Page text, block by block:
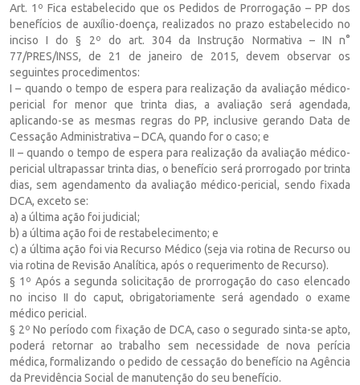
Art. 1º Fica estabelecido que os Pedidos de Prorrogação – PP dos
benefícios de auxílio-doença, realizados no prazo estabelecido no
inciso I do § 2º do art. 304 da Instrução Normativa – IN n°
77/PRES/INSS, de 21 de janeiro de 2015, devem observar os
seguintes procedimentos:
I – quando o tempo de espera para realização da avaliação médico-
pericial for menor que trinta dias, a avaliação será agendada,
aplicando-se as mesmas regras do PP, inclusive gerando Data de
Cessação Administrativa – DCA, quando for o caso; e
II – quando o tempo de espera para realização da avaliação médico-
pericial ultrapassar trinta dias, o benefício será prorrogado por trinta
dias, sem agendamento da avaliação médico-pericial, sendo fixada
DCA, exceto se:
a) a última ação foi judicial;
b) a última ação foi de restabelecimento; e
c) a última ação foi via Recurso Médico (seja via rotina de Recurso ou
via rotina de Revisão Analítica, após o requerimento de Recurso).
§ 1º Após a segunda solicitação de prorrogação do caso elencado
no inciso II do caput, obrigatoriamente será agendado o exame
médico pericial.
§ 2º No período com fixação de DCA, caso o segurado sinta-se apto,
poderá retornar ao trabalho sem necessidade de nova perícia
médica, formalizando o pedido de cessação do benefício na Agência
da Previdência Social de manutenção do seu benefício.